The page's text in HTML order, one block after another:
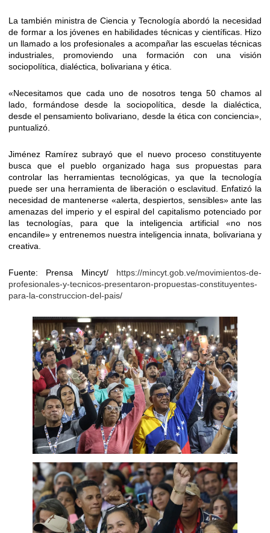
La también ministra de Ciencia y Tecnología abordó la necesidad
de formar a los jóvenes en habilidades técnicas y científicas. Hizo
un llamado a los profesionales a acompañar las escuelas técnicas
industriales, promoviendo una formación con una visión
sociopolítica, dialéctica, bolivariana y ética.
«Necesitamos que cada uno de nosotros tenga 50 chamos al
lado, formándose desde la sociopolítica, desde la dialéctica,
desde el pensamiento bolivariano, desde la ética con conciencia»,
puntualizó.
Jiménez Ramírez subrayó que el nuevo proceso constituyente
busca que el pueblo organizado haga sus propuestas para
controlar las herramientas tecnológicas, ya que la tecnología
puede ser una herramienta de liberación o esclavitud. Enfatizó la
necesidad de mantenerse «alerta, despiertos, sensibles» ante las
amenazas del imperio y el espiral del capitalismo potenciado por
las tecnologías, para que la inteligencia artificial «no nos
encandile» y entrenemos nuestra inteligencia innata, bolivariana y
creativa.
Fuente: Prensa Mincyt/ https://mincyt.gob.ve/movimientos-de-
profesionales-y-tecnicos-presentaron-propuestas-constituyentes-
para-la-construccion-del-pais/